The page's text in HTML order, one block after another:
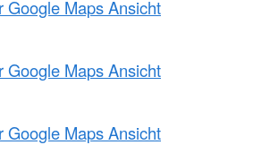
Google Maps Ansicht
Google Maps Ansicht
Google Maps Ansicht